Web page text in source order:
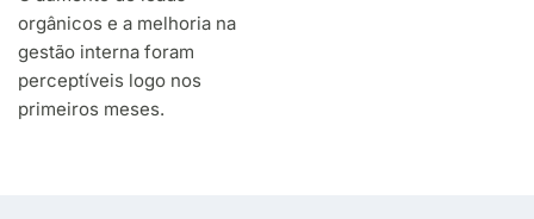
orgânicos e a melhoria na
gestão interna foram
perceptíveis logo nos
primeiros meses.​